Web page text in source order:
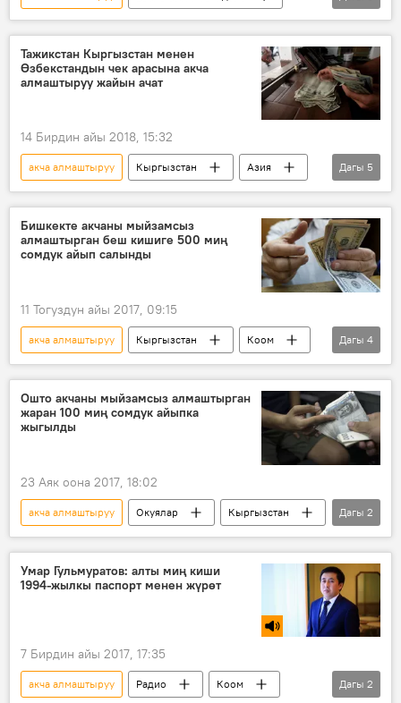
Дүйнөдө
Коом
Жаңылыктар
Тажикстан Кыргызстан менен
Өзбекстандын чек арасына акча
алмаштыруу жайын ачат
14 Бирдин айы 2018, 15:32
акча алмаштыруу Кыргызстан
Азия
Дүйнөдө
Коом
Жаңылыктар
Тажикстан
чек ара
Дагы 5
Бишкекте акчаны мыйзамсыз
алмаштырган беш кишиге 500 миң
сомдук айып салынды
11 Тогуздун айы 2017, 09:15
акча алмаштыруу Кыргызстан
Коом
Жаңылыктар
Экономика
Улуттук банк
лицензия
Дагы 4
Ошто акчаны мыйзамсыз алмаштырган
жаран 100 миң сомдук айыпка
жыгылды
23 Аяк оона 2017, 18:02
акча алмаштыруу Окуялар
Кыргызстан
Жаңылыктар
Кара-Суу району
Дагы 2
Умар Гульмуратов: алты миң киши
1994-жылкы паспорт менен жүрөт
7 Бирдин айы 2017, 17:35
акча алмаштыруу Радио
Коом
Дагы 2